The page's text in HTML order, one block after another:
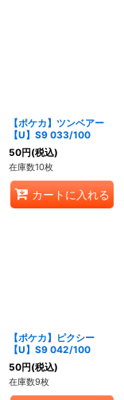
【ポケカ】ツンベアー
【U】S9 033/100
50円(税込)
在庫数10枚
カートに入れる
【ポケカ】ピクシー
【U】S9 042/100
50円(税込)
在庫数9枚